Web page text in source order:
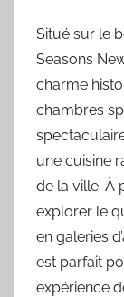
Situé sur le
Seasons
charme
chambres
une cuisine
de la ville. À
explorer le
en galeries
est parfait
expérience